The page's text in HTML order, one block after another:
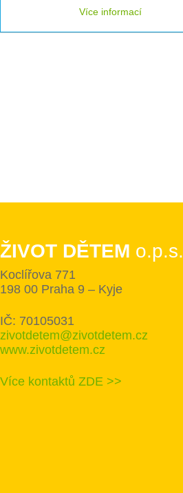
Více informací
ŽIVOT DĚTEM o.p.s.
Koclířova 771
198 00 Praha 9 – Kyje
IČ: 70105031
zivotdetem@zivotdetem.cz
www.zivotdetem.cz
Více kontaktů ZDE >>